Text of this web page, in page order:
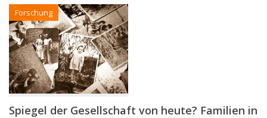
Forschung
Spiegel der Gesellschaft von heute? Familien in